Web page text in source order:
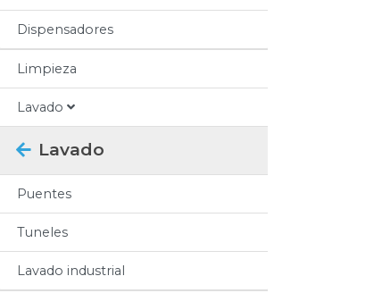
Dispensadores
Limpieza
Lavado
Lavado
Puentes
Tuneles
Lavado industrial